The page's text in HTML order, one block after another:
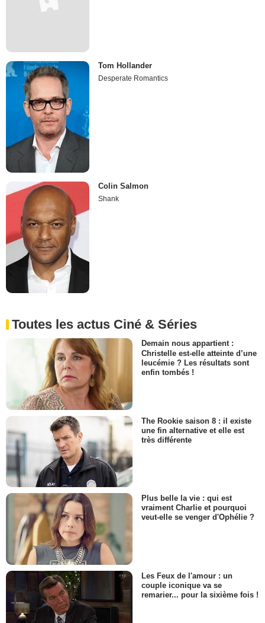
Tom Hollander
Desperate Romantics
Colin Salmon
Shank
Toutes les actus Ciné & Séries
Demain nous appartient :
Christelle est-elle atteinte d’une
leucémie ? Les résultats sont
enfin tombés !
The Rookie saison 8 : il existe
une fin alternative et elle est
très différente
Plus belle la vie : qui est
vraiment Charlie et pourquoi
veut-elle se venger d'Ophélie ?
Les Feux de l'amour : un
couple iconique va se
remarier... pour la sixième fois !